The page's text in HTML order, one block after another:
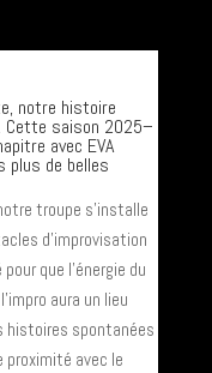
notre histoire
Cette saison 2025–
avec EVA
plus de belles
troupe s’installe
d’improvisation
que l’énergie du
aura un lieu
histoires spontanées
avec le